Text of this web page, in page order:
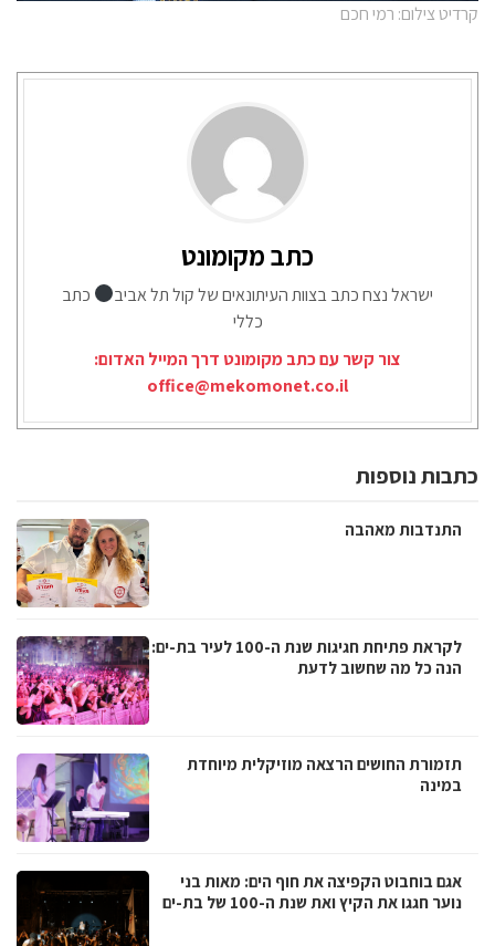
קרדיט צילום: רמי חכם
כתב מקומונט
ישראל נצח כתב בצוות העיתונאים של קול תל אביב
כתב
כללי
צור קשר עם כתב מקומונט דרך המייל האדום:
office@mekomonet.co.il
כתבות נוספות
התנדבות מאהבה
לקראת פתיחת חגיגות שנת ה-100 לעיר בת-ים:
הנה כל מה שחשוב לדעת
תזמורת החושים הרצאה מוזיקלית מיוחדת
במינה
אגם בוחבוט הקפיצה את חוף הים: מאות בני
נוער חגגו את הקיץ ואת שנת ה-100 של בת-ים